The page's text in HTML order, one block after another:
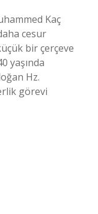
Kaç
cesur
bir çerçeve
yaşında
Hz.
görevi